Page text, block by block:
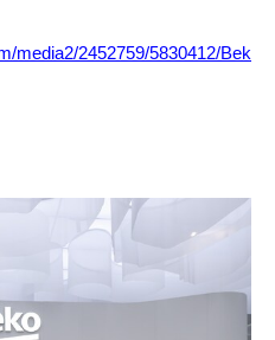
media2/2452759/5830412/Bek